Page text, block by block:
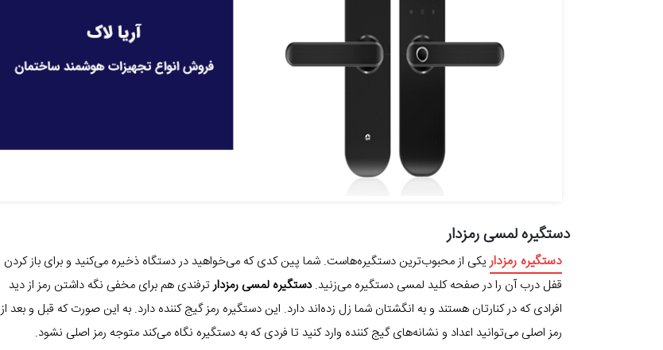
دستگیره لمسی رمزدار
دستگیره رمزداریکی از محبوب‌ترین دستگیره‌هاست. شما پین کدی که می‌خواهید در دستگاه ذخیره می‌کنید و برای باز کردن
قفل درب آن را در صفحه کلید لمسی دستگیره می‌زنید.دستگیره لمسی رمزدارترفندی هم برای مخفی نگه داشتن رمز از دید
افرادی که در کنارتان هستند و به انگشتان شما زل زده‌اند دارد. این دستگیره رمز گیج کننده دارد. به این صورت که قبل و بعد از
رمز اصلی می‌توانید اعداد و نشانه‌های گیج کننده وارد کنید تا فردی که به دستگیره نگاه می‌کند متوجه رمز اصلی نشود.